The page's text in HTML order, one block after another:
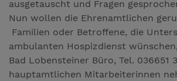
ausgetauscht und Fragen
Nun wollen die Ehrenamtlichen
Familien oder Betroffene, die
ambulanten Hospizdienst
Bad Lobensteiner Büro, Tel. 036651
hauptamtlichen Mitarbeiterinnen